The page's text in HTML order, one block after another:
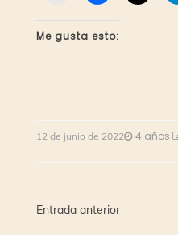
Me gusta esto:
12 de junio de 2022 4 años
Navegación
Entrada anterior